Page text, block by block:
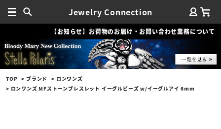
Jewelry Connection
【お知らせ】お荷物のお届け・お問い合わせ業務について
TOP ブランド
ロンワンズ
ロンワンズ MFストーンブレスレット イーグルビーズ w/イーグルアイ 6mm